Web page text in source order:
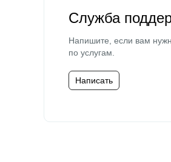
Служба
Напишите, если вам
по услугам.
Написать